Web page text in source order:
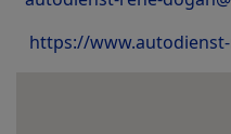
https://